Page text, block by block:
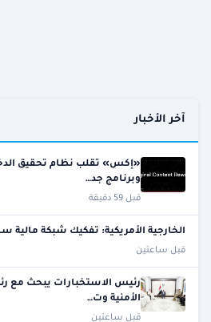
آخر الأخبار
«إكس» تقلب نظام تحقيق
وبرنامج جد…
قبل 59 دقيقة
الخارجية الأمريكية: تفكيك شبكة مالية
قبل ساعتين
رئيس الاستخبارات يبحث مع
الأمنية وت…
قبل ساعتين